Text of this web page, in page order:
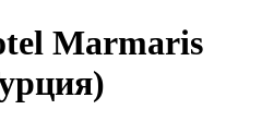
Marmaris